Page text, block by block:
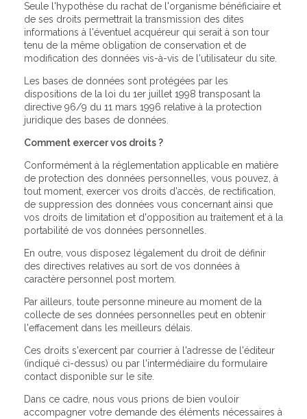
Seule l'hypothèse du rachat de l'organisme bénéficiaire et
de ses droits permettrait la transmission des dites
informations à l'éventuel acquéreur qui serait à son tour
tenu de la même obligation de conservation et de
modification des données vis-à-vis de l'utilisateur du site.
Les bases de données sont protégées par les
dispositions de la loi du 1er juillet 1998 transposant la
directive 96/9 du 11 mars 1996 relative à la protection
juridique des bases de données.
Comment exercer vos droits ?
Conformément à la réglementation applicable en matière
de protection des données personnelles, vous pouvez, à
tout moment, exercer vos droits d'accès, de rectification,
de suppression des données vous concernant ainsi que
vos droits de limitation et d'opposition au traitement et à la
portabilité de vos données personnelles.
En outre, vous disposez légalement du droit de définir
des directives relatives au sort de vos données à
caractère personnel post mortem.
Par ailleurs, toute personne mineure au moment de la
collecte de ses données personnelles peut en obtenir
l'effacement dans les meilleurs délais.
Ces droits s'exercent par courrier à l'adresse de l'éditeur
(indiqué ci-dessus) ou par l'intermédiaire du formulaire
contact disponible sur le site.
Dans ce cadre, nous vous prions de bien vouloir
accompagner votre demande des éléments nécessaires à